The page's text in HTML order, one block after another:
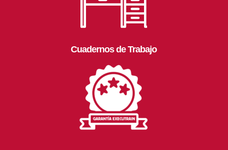
Cuadernos de Trabajo